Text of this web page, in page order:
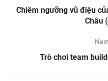
Chiêm ngưỡng vũ điệu
Châu
Trò chơi team